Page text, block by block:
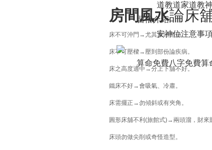
道教道家道教
習俗介紹
安神位注意事
算命免費八字免費算
房間風水論床
床不可沖門→尤其床頭部份。
床不可壓樑→壓到部份論疾病。
床之高度適中→分上下舖不好。
鐵床不好→會吸氣、冷肅。
床需擺正→勿傾斜或有夾角。
圓形床舖不利(旅館式)→兩頭溜，財來
床頭勿做尖削或奇怪造型。